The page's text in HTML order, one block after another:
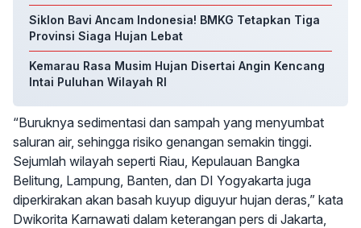
Siklon Bavi Ancam Indonesia! BMKG Tetapkan Tiga
Provinsi Siaga Hujan Lebat
Kemarau Rasa Musim Hujan Disertai Angin Kencang
Intai Puluhan Wilayah RI
“Buruknya sedimentasi dan sampah yang menyumbat
saluran air, sehingga risiko genangan semakin tinggi.
Sejumlah wilayah seperti Riau, Kepulauan Bangka
Belitung, Lampung, Banten, dan DI Yogyakarta juga
diperkirakan akan basah kuyup diguyur hujan deras,” kata
Dwikorita Karnawati dalam keterangan pers di Jakarta,